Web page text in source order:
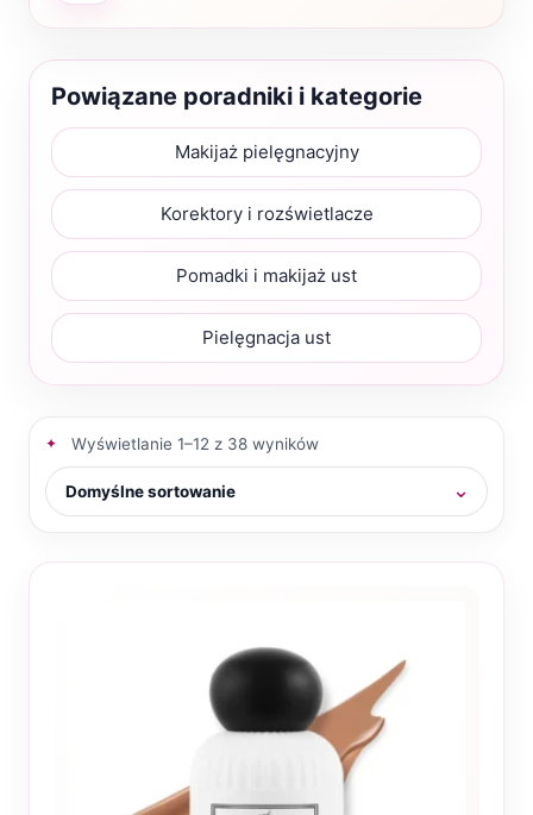
Powiązane poradniki i kategorie
Makijaż pielęgnacyjny
Korektory i rozświetlacze
Pomadki i makijaż ust
Pielęgnacja ust
Wyświetlanie 1–12 z 38 wyników